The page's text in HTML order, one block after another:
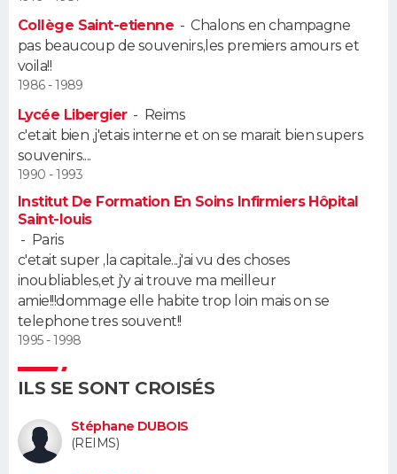
Alimentation
Guide de la santé
Maladies
Médicaments
Sommeil
VOYAGE
PHOTO
GUIDES D'ACHAT
BONS PLANS
CARTE DE VOEUX
Carte de Noël
Carte Bonne année
Carte Saint-Valentin
Carte Pâques
Carte d'anniversaire
DICTIONNAIRE
Dictionnaire
Biographies
Citations
Expressions
Proverbes
PROGRAMME TV
COPAINS D'AVANT
S'inscrire
Se connecter
Lycées
Collèges
Primaires
Universités
Entreprises
Service militaire
Avis de recherche
AVIS DE DÉCÈS
Bricolage
Lifestyle
Culture
Sport
Auto
Television
Voyage
Cinema
Collège Saint-etienne -Chalons en champagne
pas beaucoup de souvenirs,les premiers amours et
voila!!
1986 - 1989
Lycée Libergier- Reims
c'etait bien ,j'etais interne et on se marait bien supers
souvenirs....
1990 - 1993
Institut De Formation En Soins Infirmiers Hôpital
Saint-louis
- Paris
c'etait super ,la capitale...j'ai vu des choses
inoubliables,et j'y ai trouve ma meilleur
amie!!!dommage elle habite trop loin mais on se
telephone tres souvent!!
1995 - 1998
ILS SE SONT CROISÉS
Stéphane DUBOIS
(REIMS)